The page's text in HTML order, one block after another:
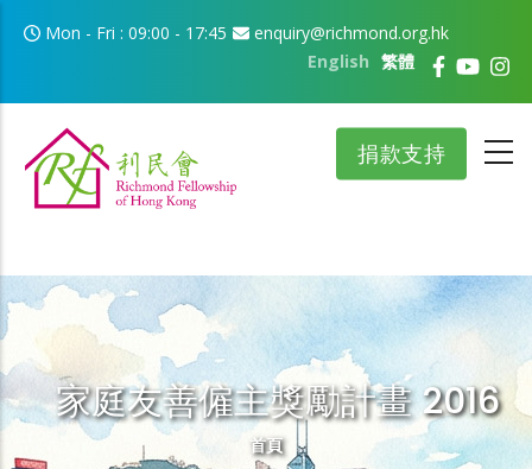
移至主內容
Mon - Fri : 09:00 - 17:45
enquiry@richmond.org.hk
繁體
English
捐款支持
家庭友善僱主獎勵計畫 2016
導航連結
首頁